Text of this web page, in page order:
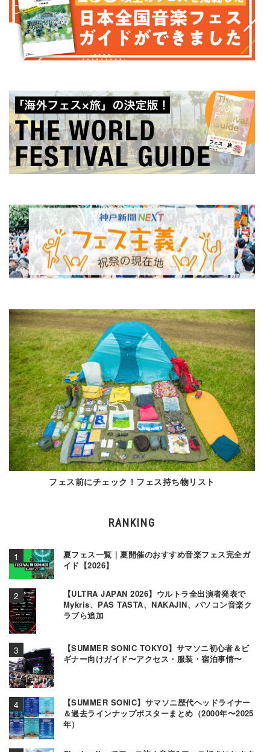
フェス前にチェック！フェス持ち物リスト
RANKING
夏フェス一覧｜夏開催のおすすめ音楽フェス完全ガ
イド【2026】
【ULTRA JAPAN 2026】ウルトラ全出演者発表で
Mykris、PAS TASTA、NAKAJIN、パソコン音楽ク
ラブら追加
【SUMMER SONIC TOKYO】サマソニ初心者＆ビ
ギナー向けガイド〜アクセス・服装・宿泊事情〜
【SUMMER SONIC】サマソニ歴代ヘッドライナー
＆過去ラインナップポスターまとめ（2000年〜2025
年）